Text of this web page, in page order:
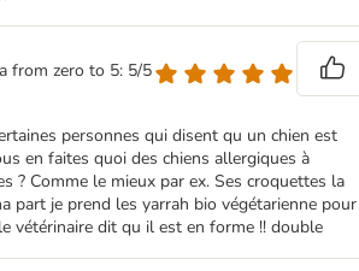
from zero to 5: 5/5
personnes qui disent qu un chien est
en faites quoi des chiens allergiques à
? Comme le mieux par ex. Ses croquettes la
part je prend les yarrah bio végétarienne pour
vétérinaire dit qu il est en forme !! double